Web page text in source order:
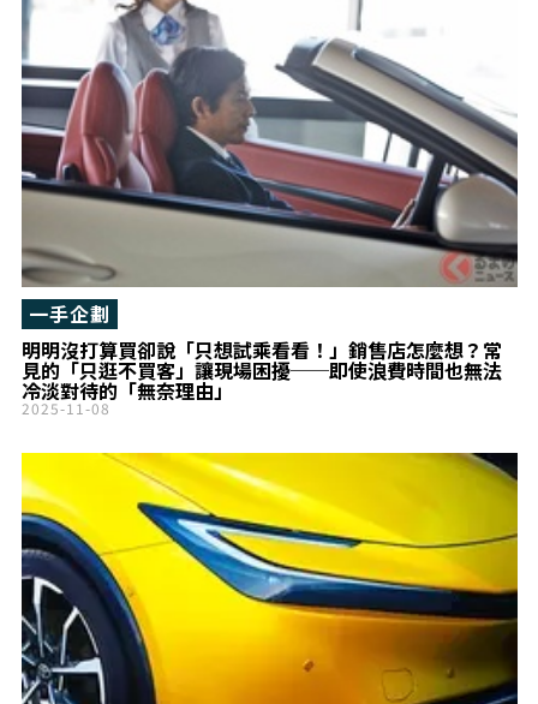
明明沒打算買卻說「只想試乘看看！」銷售店怎麼想？常
見的「只逛不買客」讓現場困擾──即使浪費時間也無法
冷淡對待的「無奈理由」
一手企劃
2025-11-08